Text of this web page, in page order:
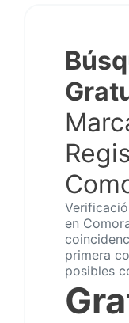
en
primera
posibles